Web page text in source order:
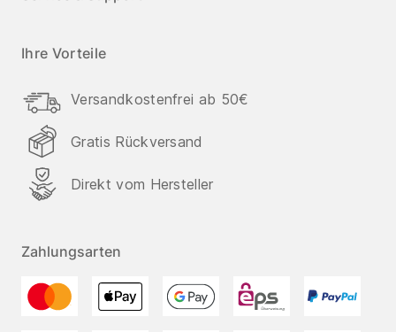
Ihre Vorteile
Versandkostenfrei ab 50€
Gratis Rückversand
Direkt vom Hersteller
Zahlungsarten